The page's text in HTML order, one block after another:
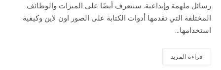
رسائل ملهمة وإبداعية. سنتعرف أيضًا على الميزات والوظائف
المختلفة التي تقدمها أدوات الكتابة على الصور اون لاين وكيفية
استخدامها…
قراءة المزيد